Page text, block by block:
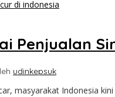
Penjualan
udinkepsuk
masyarakat Indonesia